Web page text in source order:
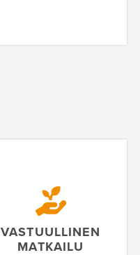
VASTUULLINEN
MATKAILU